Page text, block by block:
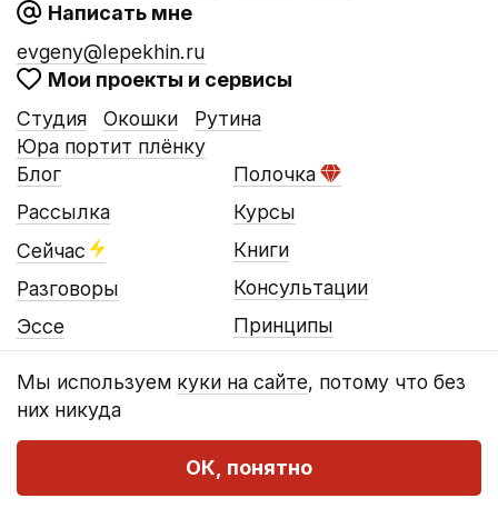
Мы используем куки на сайте, потому что без
них никуда
ОК, понятно
Написать мне
evgeny@lepekhin.ru
Мои проекты и сервисы
Студия
Окошки
Юра портит плёнку
Рутина
Блог
Рассылка
Сейчас
Разговоры
Эссе
Полочка
Курсы
Книги
Консультации
Принципы
Конфиденциальность